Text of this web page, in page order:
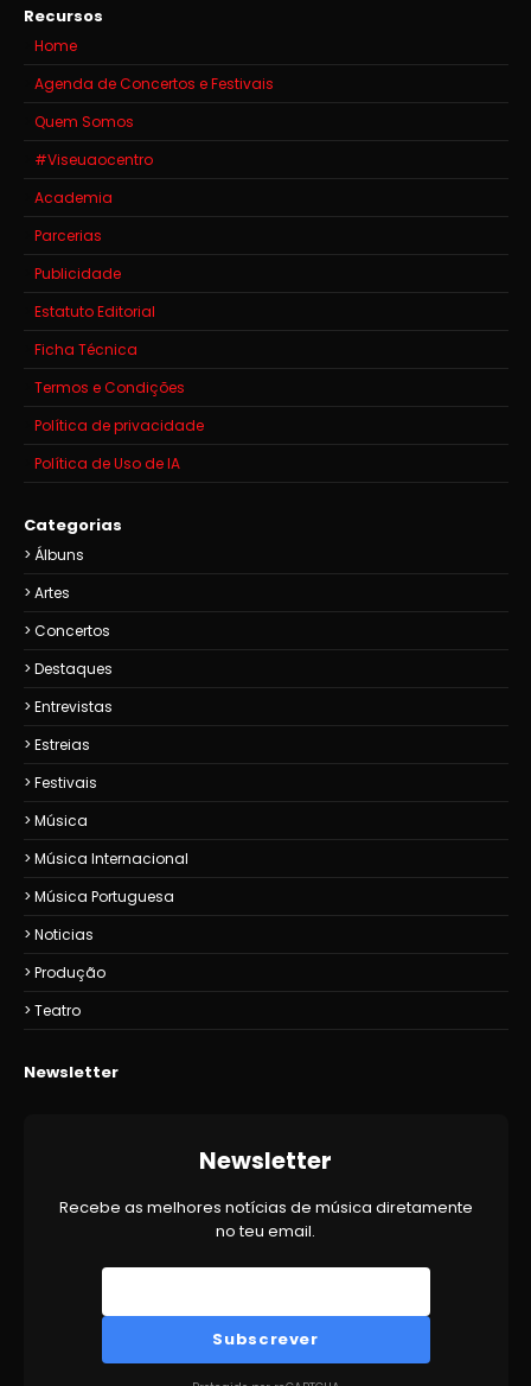
Recursos
Home
Agenda de Concertos e Festivais
Quem Somos
#Viseuaocentro
Academia
Parcerias
Publicidade
Estatuto Editorial
Ficha Técnica
Termos e Condições
Política de privacidade
Política de Uso de IA
Categorias
Álbuns
Artes
Concertos
Destaques
Entrevistas
Estreias
Festivais
Música
Música Internacional
Música Portuguesa
Noticias
Produção
Teatro
Newsletter
Newsletter
Recebe as melhores notícias de música diretamente
no teu email.
Subscrever